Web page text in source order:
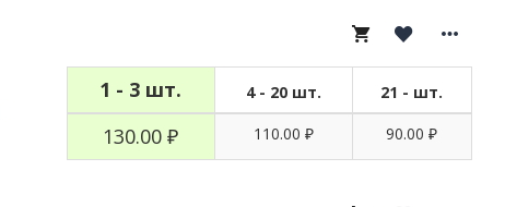
1 - 3 шт. 4 - 20 шт. 21 - шт.
130.00 ₽ 110.00 ₽ 90.00 ₽